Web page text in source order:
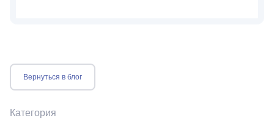
Вернуться в блог
Категория